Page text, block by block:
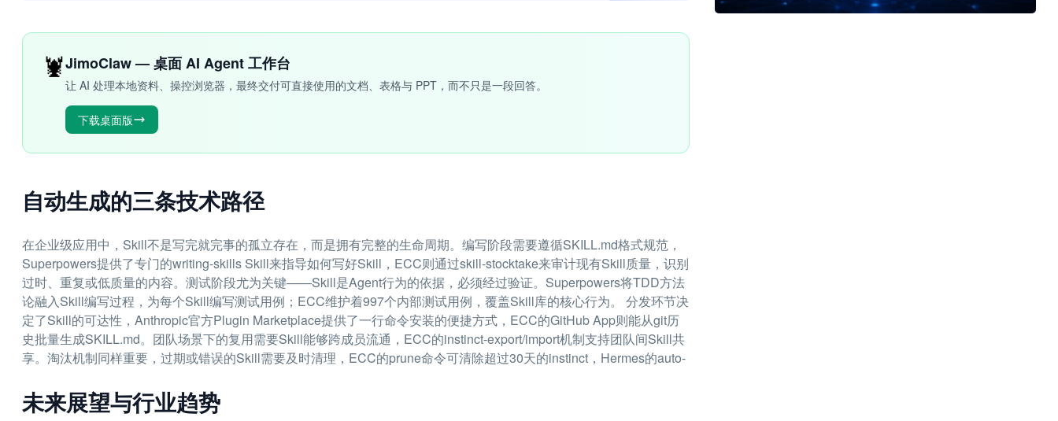
🦞JimoClaw — 桌面 AI Agent 工作台
让 AI 处理本地资料、操控浏览器，最终交付可直接使用的文档、表格与 PPT，而不只是一段回答。
下载桌面版
自动生成的三条技术路径
在企业级应用中，Skill不是写完就完事的孤立存在，而是拥有完整的生命周期。编写阶段需要遵循SKILL.md格式规范，
Superpowers提供了专门的writing-skills Skill来指导如何写好Skill，ECC则通过skill-stocktake来审计现有Skill质量，识别
过时、重复或低质量的内容。测试阶段尤为关键——Skill是Agent行为的依据，必须经过验证。Superpowers将TDD方法
论融入Skill编写过程，为每个Skill编写测试用例；ECC维护着997个内部测试用例，覆盖Skill库的核心行为。 分发环节决
定了Skill的可达性，Anthropic官方Plugin Marketplace提供了一行命令安装的便捷方式，ECC的GitHub App则能从git历
史批量生成SKILL.md。团队场景下的复用需要Skill能够跨成员流通，ECC的instinct-export/import机制支持团队间Skill共
享。淘汰机制同样重要，过期或错误的Skill需要及时清理，ECC的prune命令可清除超过30天的instinct，Hermes的auto-
未来展望与行业趋势